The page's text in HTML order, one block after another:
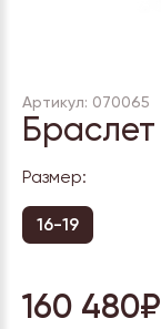
Артикул: 070065
Браслет
Размер:
16-19
160 480₽